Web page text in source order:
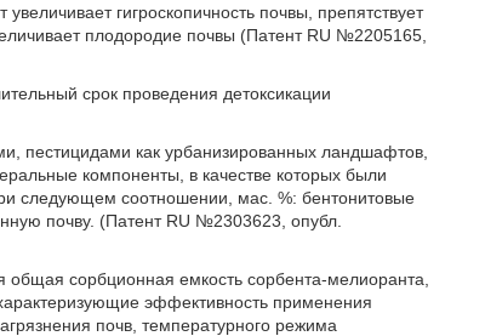
гигроскопичность почвы, препятствует
плодородие почвы (Патент RU №2205165,
срок проведения детоксикации
пестицидами как урбанизированных ландшафтов,
компоненты, в качестве которых были
следующем соотношении, мас. %: бентонитовые
почву. (Патент RU №2303623, опубл.
общая сорбционная емкость сорбента-мелиоранта,
эффективность применения
почв, температурного режима